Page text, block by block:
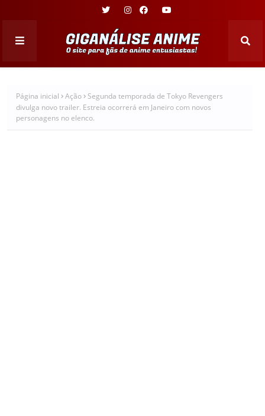
Página inicial Ação
Segunda temporada de Tokyo Revengers
divulga novo trailer. Estreia ocorrerá em Janeiro com novos
personagens no elenco.